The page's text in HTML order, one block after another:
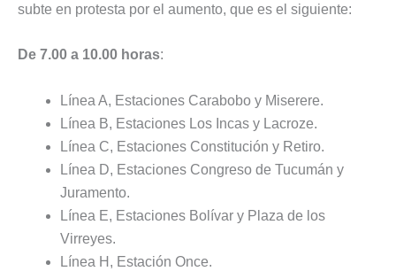
subte en protesta por el aumento, que es el siguiente:
De 7.00 a 10.00 horas:
Línea A, Estaciones Carabobo y Miserere.
Línea B, Estaciones Los Incas y Lacroze.
Línea C, Estaciones Constitución y Retiro.
Línea D, Estaciones Congreso de Tucumán y
Juramento.
Línea E, Estaciones Bolívar y Plaza de los
Virreyes.
Línea H, Estación Once.